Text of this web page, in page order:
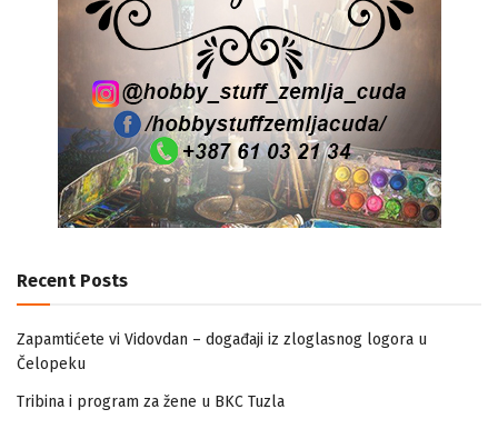
Recent Posts
Zapamtićete vi Vidovdan – događaji iz zloglasnog logora u
Čelopeku
Tribina i program za žene u BKC Tuzla